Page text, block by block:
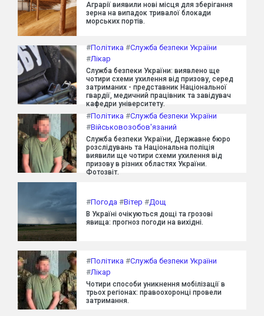
Аграрії виявили нові місця для зберігання
зерна на випадок тривалої блокади
морських портів.
#Політика #Служба безпеки України
#Лікар
Служба безпеки України: виявлено ще
чотири схеми ухилення від призову, серед
затриманих - представник Національної
гвардії, медичний працівник та завідувач
кафедри університету.
#Політика #Служба безпеки України
#Військовозобов'язаний
Служба безпеки України, Державне бюро
розслідувань та Національна поліція
виявили ще чотири схеми ухилення від
призову в різних областях України.
Фотозвіт.
#Погода #Вітер #Дощ
В Україні очікуються дощі та грозові
явища: прогноз погоди на вихідні.
#Політика #Служба безпеки України
#Лікар
Чотири способи уникнення мобілізації в
трьох регіонах: правоохоронці провели
затримання.